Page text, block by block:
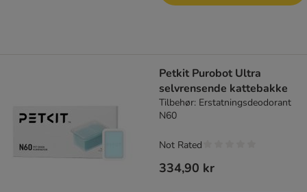
Petkit Purobot Ultra
selvrensende kattebakke
Tilbehør: Erstatningsdeodorant
N60
334,90 kr
Not Rated